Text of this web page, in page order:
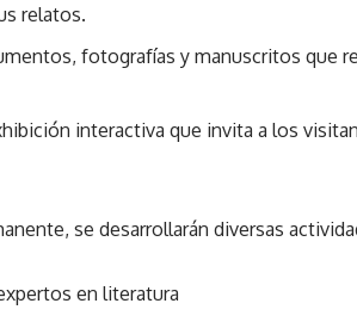
relatos.
fotografías y manuscritos que
interactiva que invita a los
se desarrollarán diversas
en literatura